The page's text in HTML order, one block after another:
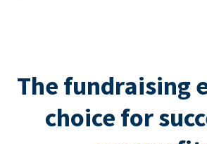
The fundraising
choice for